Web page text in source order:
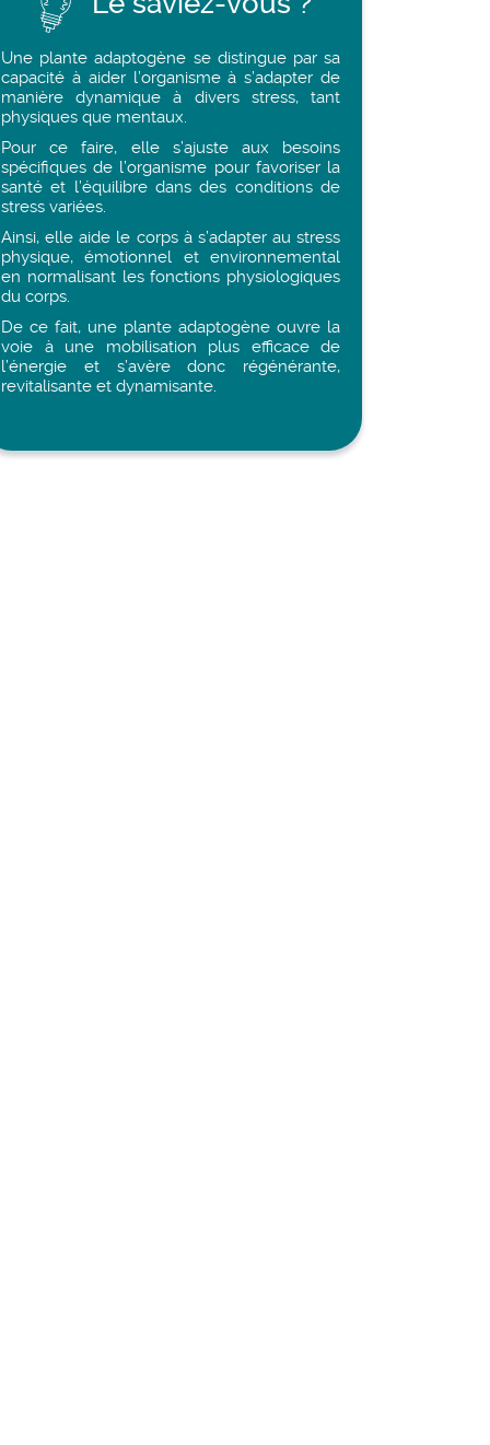
Une plante adaptogène se distingue par sa
capacité à aider l’organisme à s’adapter de
manière dynamique à divers stress, tant
physiques que mentaux.
Pour ce faire, elle s’ajuste aux besoins
spécifiques de l’organisme pour favoriser la
santé et l’équilibre dans des conditions de
stress variées.
Ainsi, elle aide le corps à s’adapter au stress
physique, émotionnel et environnemental
en normalisant les fonctions physiologiques
du corps.
De ce fait, une plante adaptogène ouvre la
voie à une mobilisation plus efficace de
l’énergie et s’avère donc régénérante,
revitalisante et dynamisante.